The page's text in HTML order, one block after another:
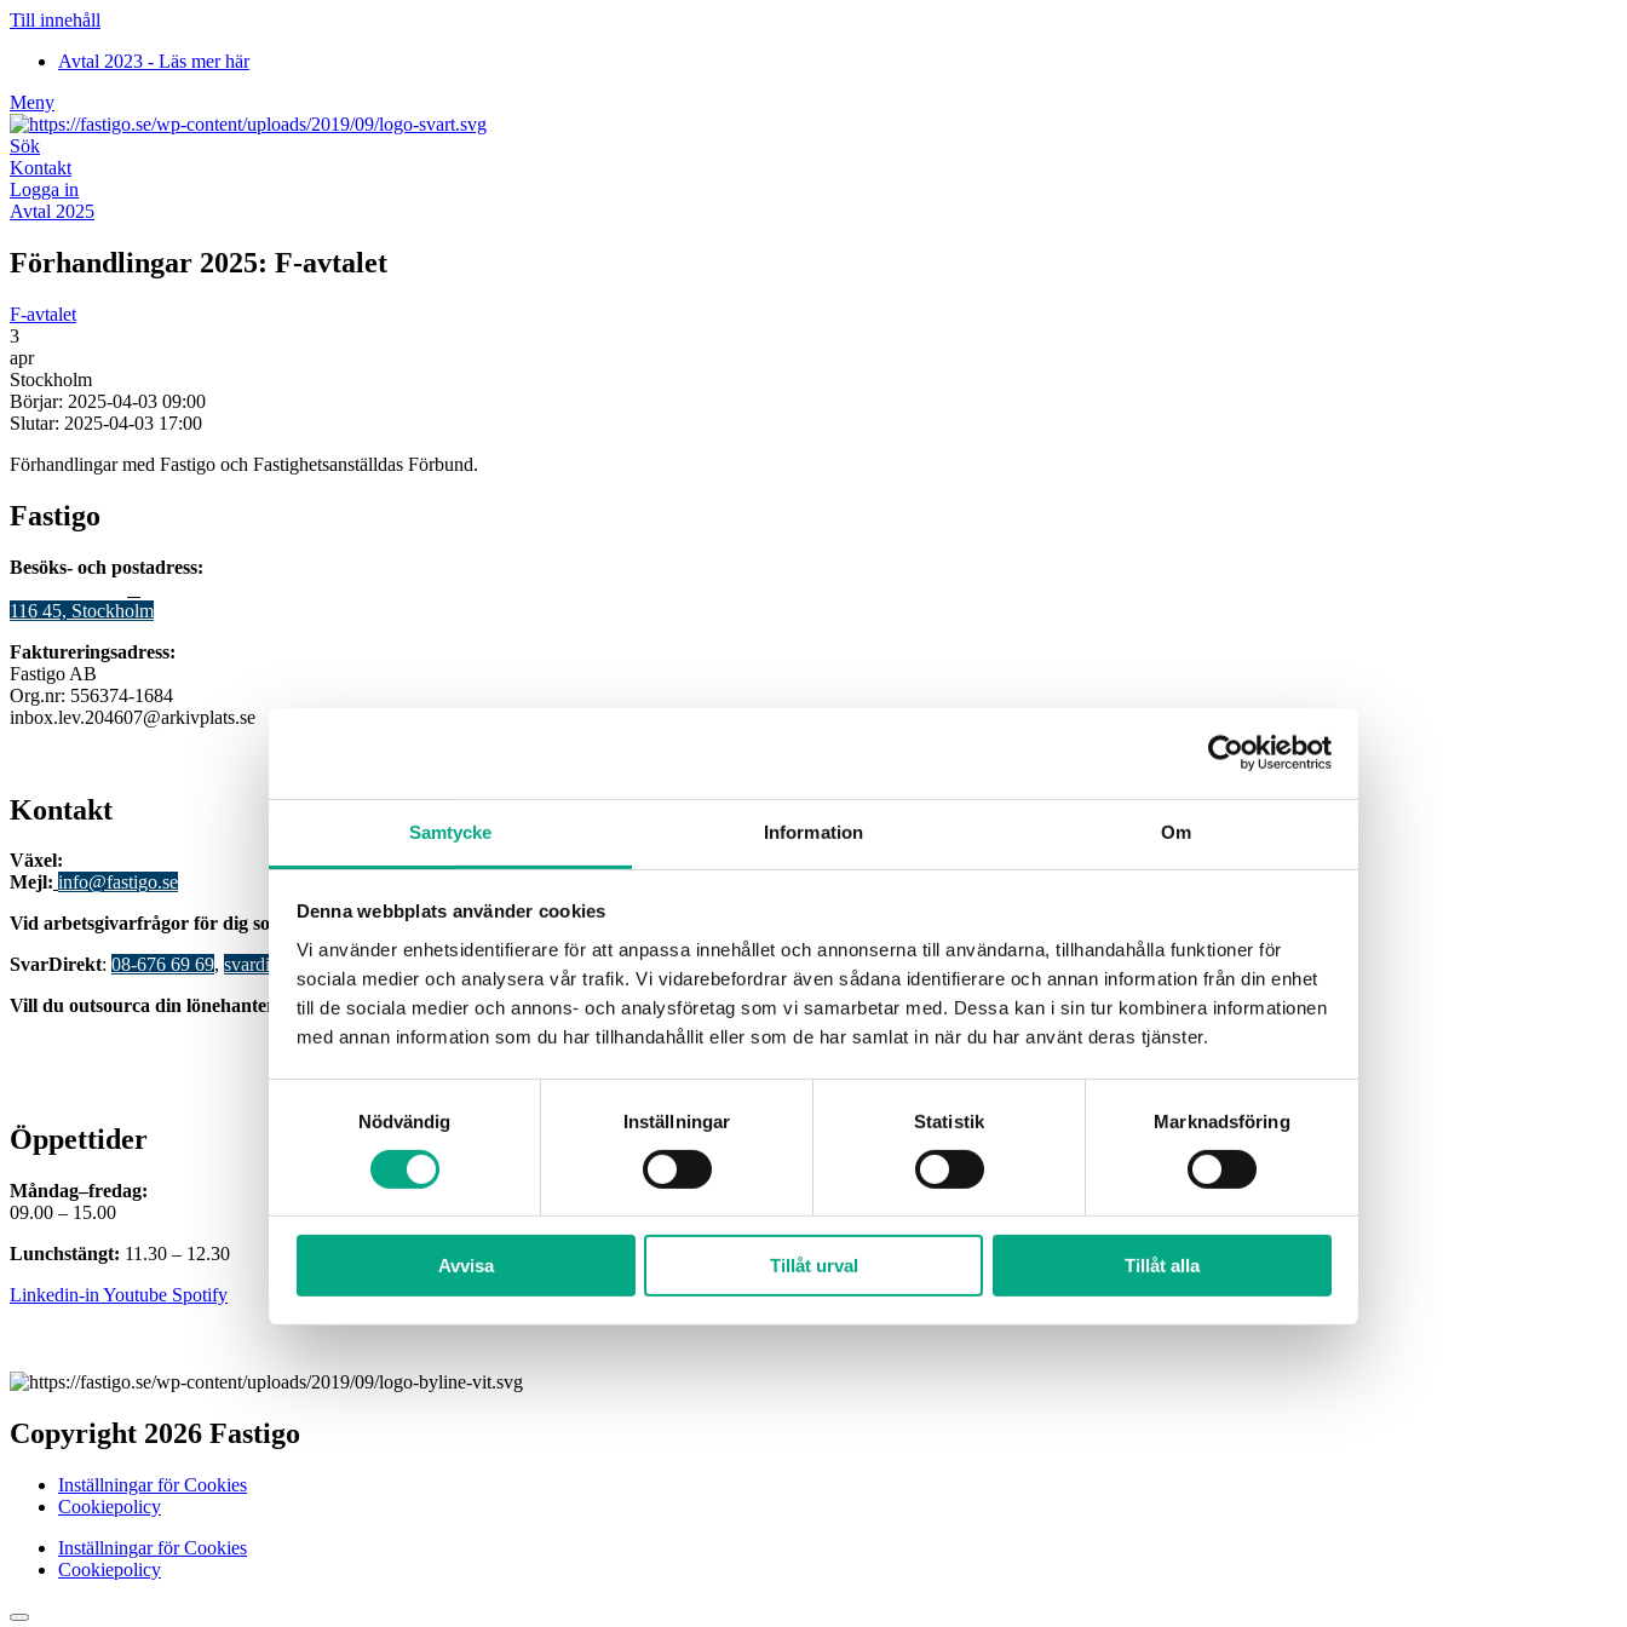
Samtycke Information Om
Denna webbplats använder cookies
Vi använder enhetsidentifierare för att anpassa innehållet och annonserna till användarna, tillhandahålla funktioner för
sociala medier och analysera vår trafik. Vi vidarebefordrar även sådana identifierare och annan information från din enhet
till de sociala medier och annons- och analysföretag som vi samarbetar med. Dessa kan i sin tur kombinera informationen
med annan information som du har tillhandahållit eller som de har samlat in när du har använt deras tjänster.
Nödvändig
Inställningar Statistik Marknadsföring
Avvisa Tillåt urval Tillåt alla
Till innehåll
Avtal 2023 - Läs mer här
Meny
Sök
Kontakt
Logga in
Avtal 2025
Förhandlingar 2025: F-avtalet
F-avtalet
3
apr
Stockholm
Börjar: 2025-04-03 09:00
Slutar: 2025-04-03 17:00
Förhandlingar med Fastigo och Fastighetsanställdas Förbund.
Fastigo
Besöks- och postadress:
116 45, Stockholm
Faktureringsadress:
Fastigo AB
Org.nr: 556374-1684
inbox.lev.204607@arkivplats.se
Kontakt
Växel:
Mejl: info@fastigo.se
Vid arbetsgivarfrågor för dig som är medlem:
SvarDirekt: 08-676 69 69, svardirekt@fastigo.se
Vill du outsourca din lönehantering? Läs mer om HR-Huset här.
Öppettider
Måndag–fredag:
09.00 – 15.00
Lunchstängt: 11.30 – 12.30
Linkedin-in Youtube Spotify
Copyright 2026 Fastigo
Inställningar för Cookies
Cookiepolicy
Inställningar för Cookies
Cookiepolicy